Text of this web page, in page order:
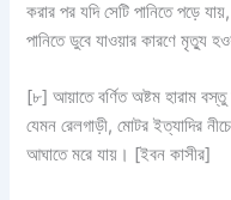
করার পর যদি সেটি পানিতে পড়ে
পানিতে ডুবে যাওয়ার কারণে মৃত্যু
[৮] আয়াতে বর্ণিত অষ্টম হারাম
যেমন রেলগাড়ী, মোটর ইত্যাদির
আঘাতে মরে যায়। [ইবন কাসীর]